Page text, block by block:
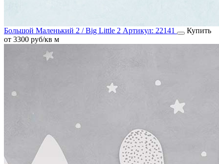
Большой Маленький 2 / Big Little 2 Артикул: 22141
Купить
от 3300 руб/кв м